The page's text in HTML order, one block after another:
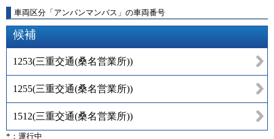
車両区分 「 アンパンマンバス 」 の車両番号
候補
1253(三重交通(桑名営業所))
1255(三重交通(桑名営業所))
1512(三重交通(桑名営業所))
*：運行中